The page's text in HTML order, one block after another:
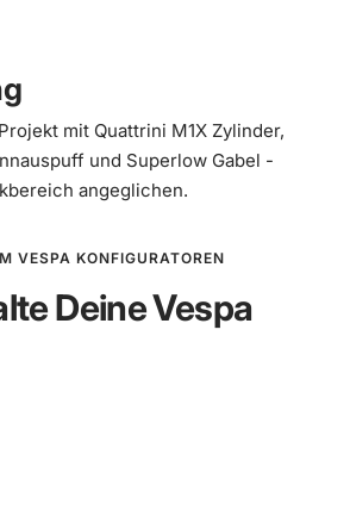
mit Quattrini M1X Zylinder,
und Superlow Gabel -
angeglichen.
VESPA KONFIGURATOREN
Deine Vespa